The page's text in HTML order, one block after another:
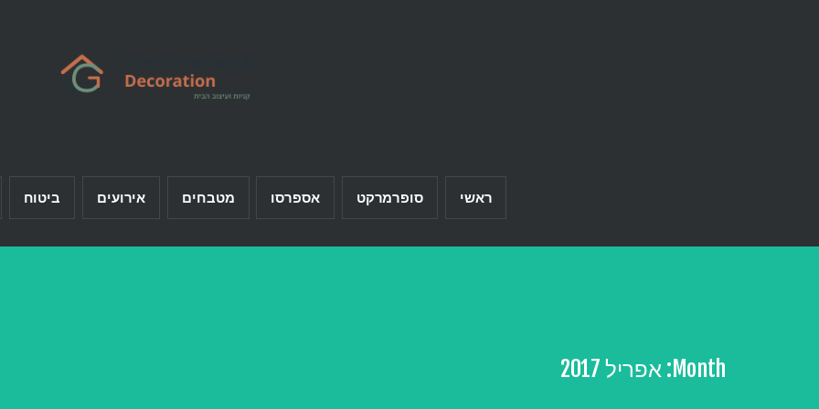
ראשי סופרמרקט אספרסו מטבחים אירועים ביטוח
Month: אפריל 2017